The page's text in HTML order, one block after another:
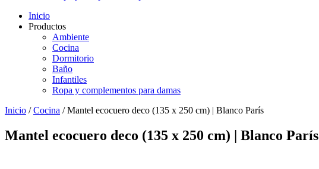
Inicio
Productos
Ambiente
Cocina
Dormitorio
Baño
Infantiles
Ropa y complementos para damas
Inicio /Cocina / Mantel ecocuero deco (135 x 250 cm) | Blanco París
Mantel ecocuero deco (135 x 250 cm) | Blanco París